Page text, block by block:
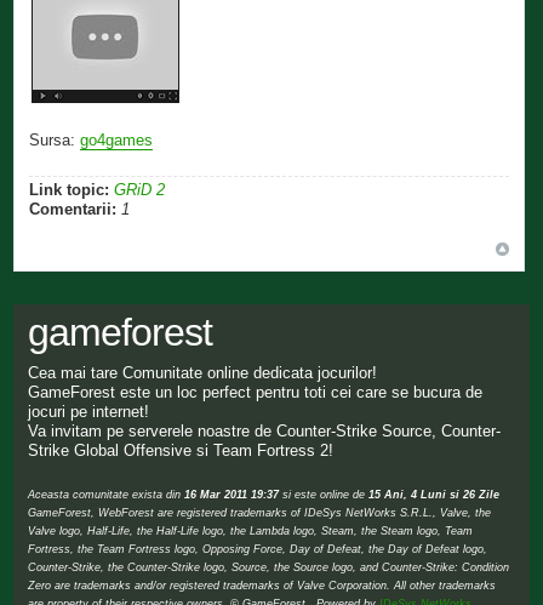
Sursa:go4games
Link topic: GRiD 2
Comentarii: 1
gameforest
Cea mai tare Comunitate online dedicata jocurilor!
GameForest este un loc perfect pentru toti cei care se bucura de
jocuri pe internet!
Va invitam pe serverele noastre de Counter-Strike Source, Counter-
Strike Global Offensive si Team Fortress 2!
Aceasta comunitate exista din16 Mar 2011 19:37si este online de15 Ani, 4 Luni si 26 Zile
GameForest, WebForest are registered trademarks of IDeSys NetWorks S.R.L., Valve, the
Valve logo, Half-Life, the Half-Life logo, the Lambda logo, Steam, the Steam logo, Team
Fortress, the Team Fortress logo, Opposing Force, Day of Defeat, the Day of Defeat logo,
Counter-Strike, the Counter-Strike logo, Source, the Source logo, and Counter-Strike: Condition
Zero are trademarks and/or registered trademarks of Valve Corporation. All other trademarks